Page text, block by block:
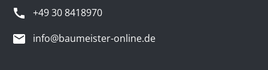
+49 30 8418970
info@baumeister-online.de